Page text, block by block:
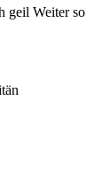
geil Weiter so